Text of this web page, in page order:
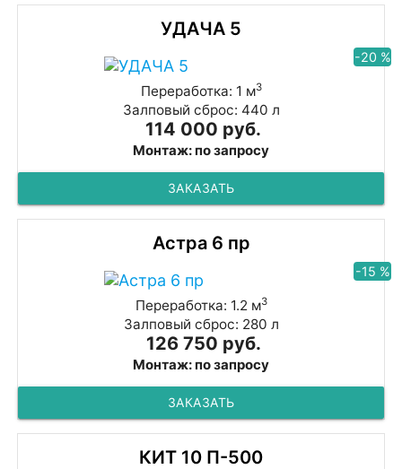
УДАЧА 5
-20 %
Переработка: 1 м3
Залповый сброс: 440 л
114 000 руб.
Монтаж: по запросу
ЗАКАЗАТЬ
Астра 6 пр
-15 %
Переработка: 1.2 м3
Залповый сброс: 280 л
126 750 руб.
Монтаж: по запросу
ЗАКАЗАТЬ
КИТ 10 П-500